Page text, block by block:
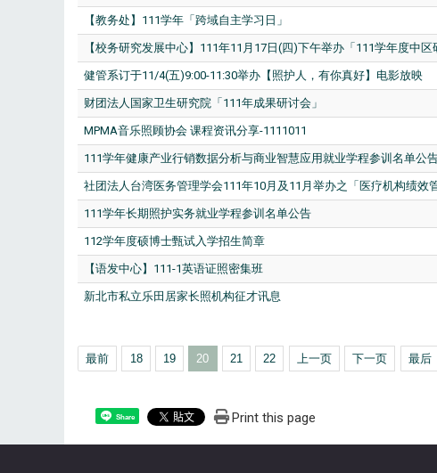
【教务处】111学年「跨域自主学习日」
【校务研究发展中心】111年11月17日(四)下午举办「111学年度中区
健管系订于11/4(五)9:00-11:30举办【照护人，有你真好】电影放映
财团法人国家卫生研究院「111年成果研讨会」
MPMA音乐照顾协会 课程资讯分享-1111011
111学年健康产业行销数据分析与商业智慧应用就业学程参训名单公
社团法人台湾医务管理学会111年10月及11月举办之「医疗机构绩效
111学年长期照护实务就业学程参训名单公告
112学年度硕博士甄试入学招生简章
【语发中心】111-1英语证照密集班
新北市私立乐田居家长照机构征才讯息
最前 18 19 20 21 22 上一页 下一页 最后
Share Print this page